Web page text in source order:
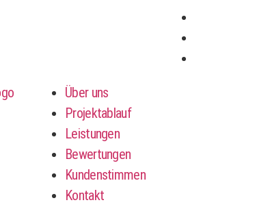
Über uns
Projektablauf
Leistungen
Bewertungen
Kundenstimmen
Kontakt